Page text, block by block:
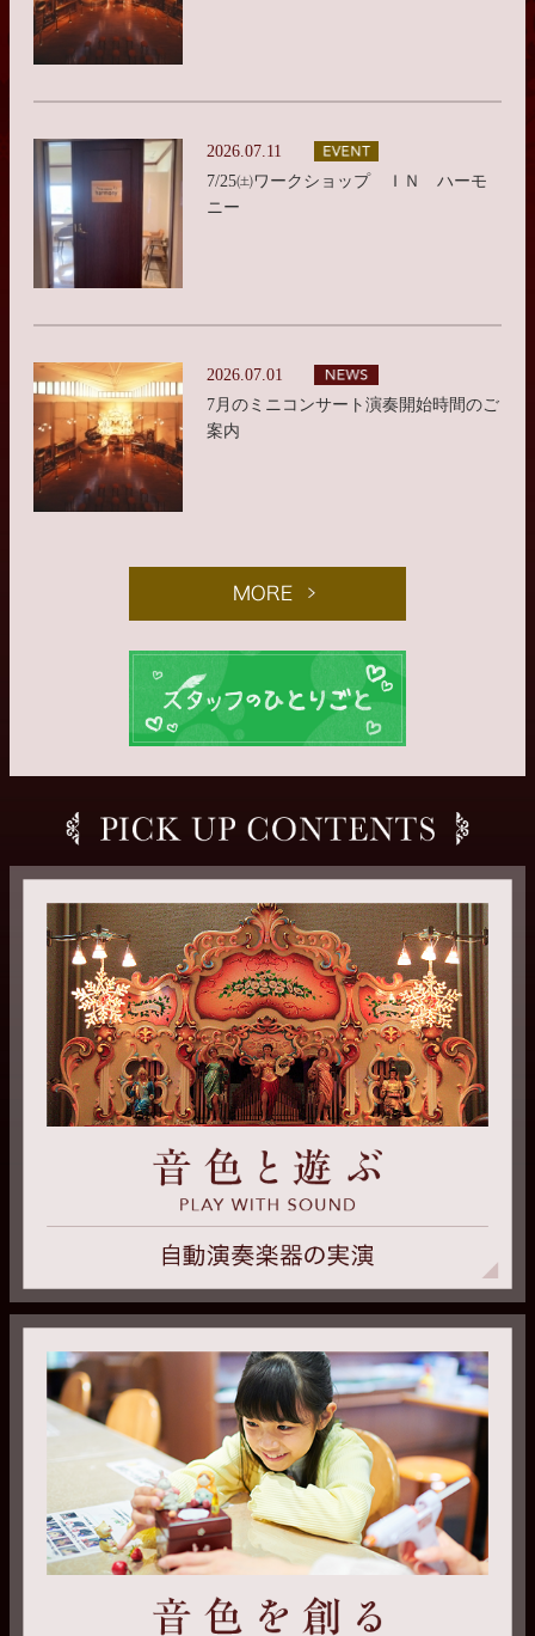
2026.07.11
7/25㈯ワークショップ ＩＮ ハーモ
ニー
2026.07.01
7月のミニコンサート演奏開始時間のご
案内